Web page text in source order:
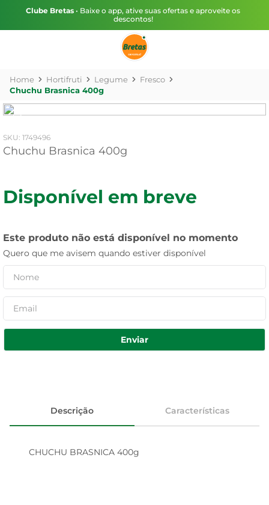
Clube Bretas • Baixe o app, ative suas ofertas e aproveite os
descontos!
Hortifruti Legume
Fresco
Chuchu Brasnica 400g
: 1749496
Chuchu Brasnica 400g
Disponível em breve
Este produto não está disponível no momento
Quero que me avisem quando estiver disponível
Enviar
Descrição Características
CHUCHU BRASNICA 400g